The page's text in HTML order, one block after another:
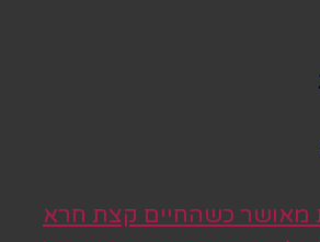
מאושר כשהחיים קצת חרא